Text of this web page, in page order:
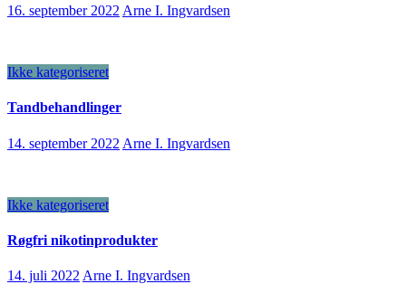
16. september 2022 Arne I. Ingvardsen
Ikke kategoriseret
Tandbehandlinger
14. september 2022 Arne I. Ingvardsen
Ikke kategoriseret
Røgfri nikotinprodukter
14. juli 2022 Arne I. Ingvardsen